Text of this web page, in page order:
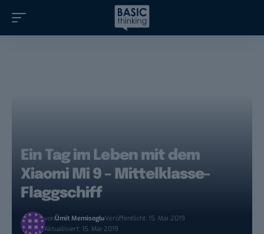
Ein Tag im Leben mit dem
Xiaomi Mi 9 – Mittelklasse-
Flaggschiff
vonÜmit MemisogluVeröffentlicht: 15. Mai 2019
Aktualisiert: 15. Mai 2019